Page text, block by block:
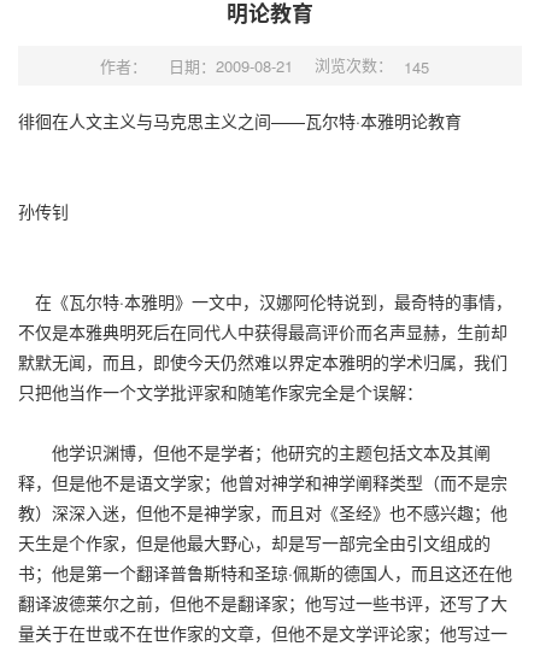
明论教育
作者： 日期：2009-08-21 浏览次数： 145
徘徊在人文主义与马克思主义之间——瓦尔特·本雅明论教育
孙传钊
在《瓦尔特·本雅明》一文中，汉娜阿伦特说到，最奇特的事情，
不仅是本雅典明死后在同代人中获得最高评价而名声显赫，生前却
默默无闻，而且，即使今天仍然难以界定本雅明的学术归属，我们
只把他当作一个文学批评家和随笔作家完全是个误解：
他学识渊博，但他不是学者；他研究的主题包括文本及其阐
释，但是他不是语文学家；他曾对神学和神学阐释类型（而不是宗
教）深深入迷，但他不是神学家，而且对《圣经》也不感兴趣；他
天生是个作家，但是他最大野心，却是写一部完全由引文组成的
书；他是第一个翻译普鲁斯特和圣琼·佩斯的德国人，而且这还在他
翻译波德莱尔之前，但他不是翻译家；他写过一些书评，还写了大
量关于在世或不在世作家的文章，但他不是文学评论家；他写过一